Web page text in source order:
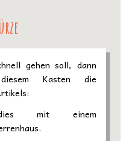
gehen soll, dann
Kasten die
mit einem